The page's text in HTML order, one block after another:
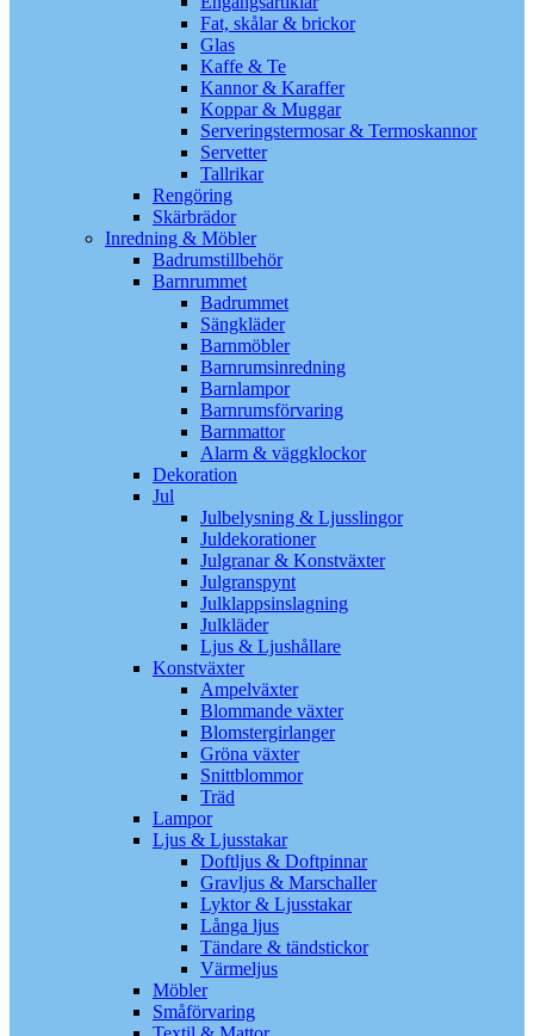
Fat, skålar & brickor
Glas
Kaffe & Te
Kannor & Karaffer
Koppar & Muggar
Serveringstermosar & Termoskannor
Servetter
Tallrikar
Rengöring
Skärbrädor
Inredning & Möbler
Badrumstillbehör
Barnrummet
Badrummet
Sängkläder
Barnmöbler
Barnrumsinredning
Barnlampor
Barnrumsförvaring
Barnmattor
Alarm & väggklockor
Dekoration
Jul
Julbelysning & Ljusslingor
Juldekorationer
Julgranar & Konstväxter
Julgranspynt
Julklappsinslagning
Julkläder
Ljus & Ljushållare
Konstväxter
Ampelväxter
Blommande växter
Blomstergirlanger
Gröna växter
Snittblommor
Träd
Lampor
Ljus & Ljusstakar
Doftljus & Doftpinnar
Gravljus & Marschaller
Lyktor & Ljusstakar
Långa ljus
Tändare & tändstickor
Värmeljus
Möbler
Småförvaring